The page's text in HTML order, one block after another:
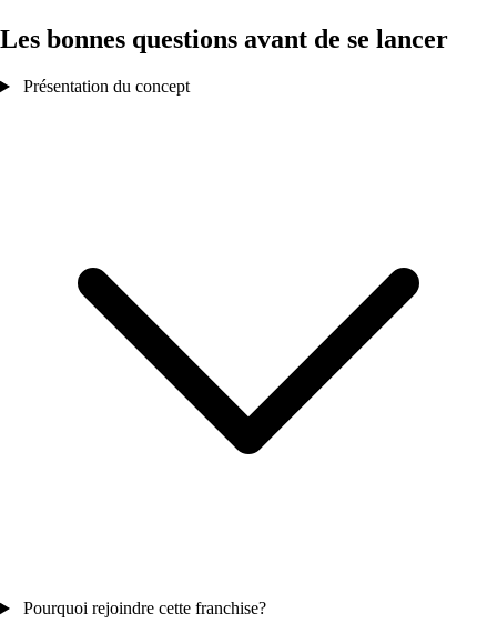
Les bonnes questions avant de se lancer
Présentation du concept
Pourquoi rejoindre cette franchise?